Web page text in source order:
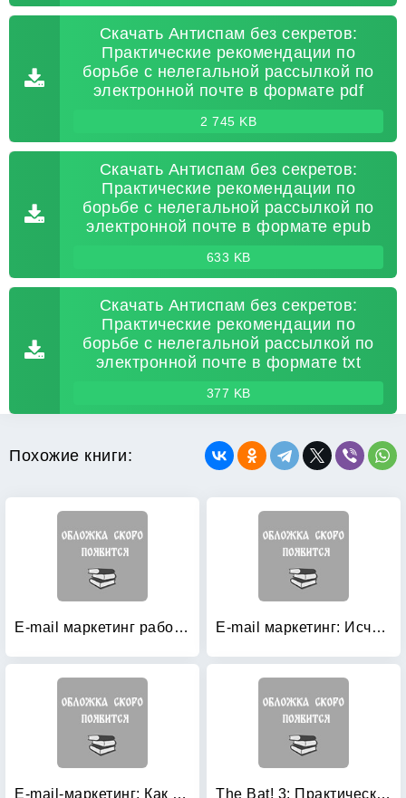
Скачать Антиспам без секретов:
Практические рекомендации по
борьбе с нелегальной рассылкой по
электронной почте в формате pdf
2 745 KB
Скачать Антиспам без секретов:
Практические рекомендации по
борьбе с нелегальной рассылкой по
электронной почте в формате epub
633 KB
Скачать Антиспам без секретов:
Практические рекомендации по
борьбе с нелегальной рассылкой по
электронной почте в формате txt
377 KB
Похожие книги:
E-mail маркетинг работает!: как продавать больше, используя один из мощнейших маркетинговых инструментов E-mail маркетинг: Исчерпывающее руководство
E-mail-маркетинг: Как привлечь и удержать клиентов The Bat! 3: Практическая работа